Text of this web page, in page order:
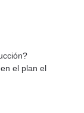
el plan el